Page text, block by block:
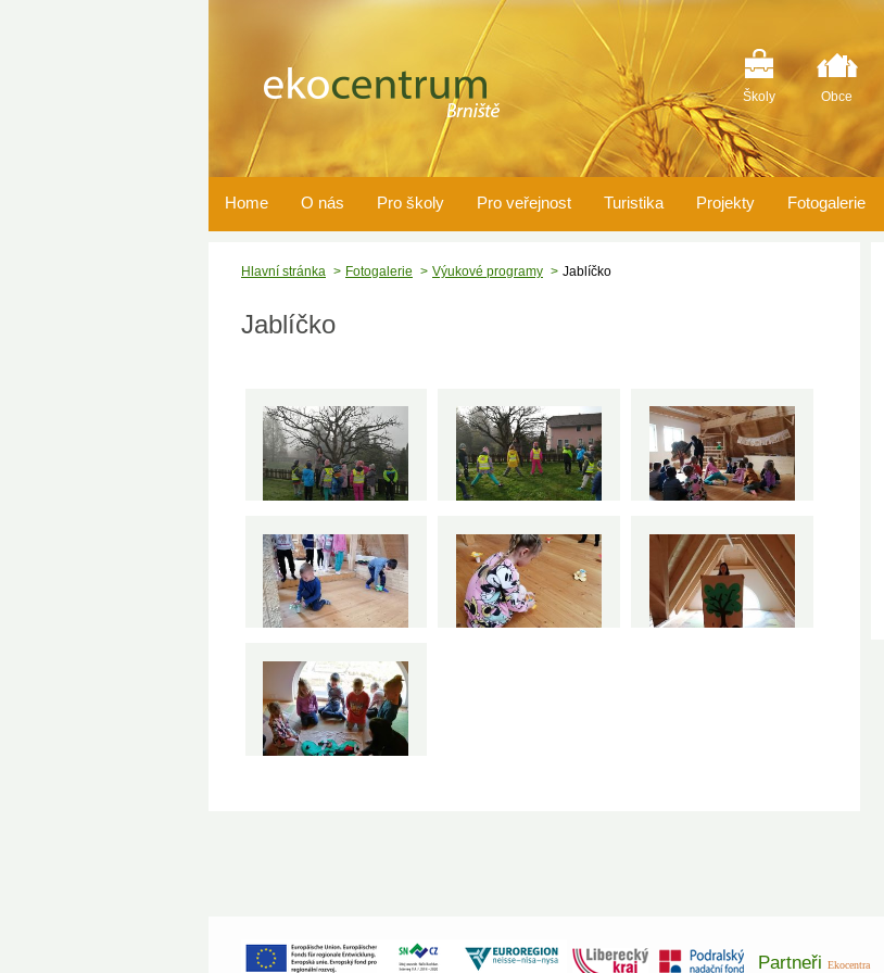
Školy Obce
Home O nás Pro školy Pro veřejnost Turistika Projekty Fotogalerie
Hlavní stránka Fotogalerie Výukové programy Jablíčko
Jablíčko
Partneři Ekocentra